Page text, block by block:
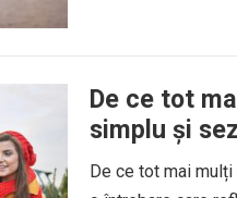
De ce tot
simplu și
De ce tot mai